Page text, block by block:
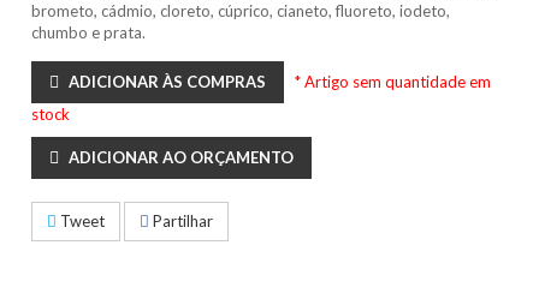
brometo, cádmio, cloreto, cúprico, cianeto, fluoreto, iodeto,
chumbo e prata.
ADICIONAR ÀS COMPRAS
* Artigo sem quantidade em
stock
ADICIONAR AO ORÇAMENTO
Tweet Partilhar